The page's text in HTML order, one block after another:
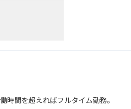
間を超えればフルタイム勤務。